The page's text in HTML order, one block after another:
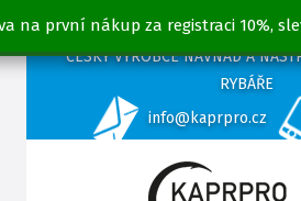
na první nákup za registraci 10%,
ČESKÝ VÝROBCE NÁVNAD A
RYBÁŘE
info@kaprpro.cz